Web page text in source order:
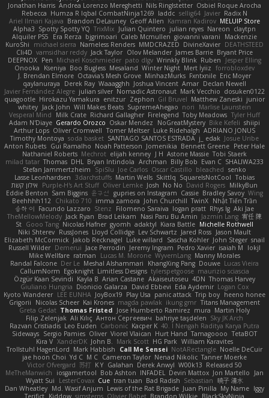
Jonathan Harris Andrea Lorenzo Mereghetti Nils Ringlstetter Osbiel Roque Arocha
Rebecca Humza R Iqbal CombatNinja1269 laddc sellig64 Javier Radix N
Ariel Ilmari Kajava Brandon DeLauney Geoff Allen Kamran Kadirov MELUIP Store
Alpha3 Spotty Spotty YQ TrixMix Julian Quintero julian reyes Nareon claytpn
Alquiler PS5
Era Rerza bjgrimoari Caleb Mcmullen giovanni varani
Mackenzie
KuroShi
michael sierra Nameless Renders MMDCRAZED DivineXavier DEATHSTEED
Cli4D vamsidhar reddy Jack Taylor Olov Melander James Barrie Bryant Price
DEEPNOX Pen Michael Koschmieder pato dlgv Wrinkly Blink Ruben
Jesper Elling
Onooka
Kseniya Boo Bugless Mesaland Winter Night Mert İyiiz forrobloxdev
J. Brendan Elmore Octavia's Mesh Grove MinhazMurks Fxntxnile Eric Moyer
qaylanuraya
Derek Ray Waaagghh Joshua Vincent Amar Declan Newell
Javier Fernández Alegre julian silver Nomadic Astronaut Mark Vecchio dosuken0122
quagootle Hirokazu Yamakura enitzur Zephon Gil Bruvel Matthew Zaneski junior
whitey Jack John Will Makes Beats SupremeAhegao nori
Marlise Launstein
Vesperal Mind
Milk Crate Richard Gallagher Firelegend Toby Meadows Tyler Huff
Adam N'Diaye Gerardo Orozco Oskar Mendez NoGreatMystery Bike Kefeli shiipi
Arthur Lops Oliver Cromwell Tomer Meltser Luke Ridehalgh ADRIANO JONUS
Timothy Montoya soda basket SANTIAGO SANTOS ESTRADA j_ edak Josue Uribe
Anton Rubets Gui Ramalho Noah Patterson Jomenikia Bennett Greene Peter Hale
Nathaniel Roberts Mechrot elijah kenney J H Astone Massie Tobi Staerk
milad tatar Thomas DHL Bryan Intindola Archman Billy Bob Evan C SHALIWA233
Stefan Jammertzheim
SpiSlu Joe Carlos Oscar Castillo bleached senko
Lasse Leonhardsen
3darchstuffs Martin Wells Skittlq SquareIsNotCool Tobias
אילון קשת
Purple-H's Art Stuff Oliver Lemke Josh No No David Rogers MilkyBun
Eddie Benton Sam Biggins 윤구선 gupries on Instagram Cassie Bradley Savoy Wing
Beehhhh112
Chikato 710 imma zamora John Churchill TwinX Nhật Tiến Trần
승하 이 Facundo Lazzaro Stenz Filomeno Saraiva logan pratt Rhys lg Aki Jae
TheMellowMelody Jack Ryan Brad Leikam Nasi Paru Bu Amin Jazmin Lang 宥任 陳
St Gooo Tang Nicolas Hafner gyomh adaktyl Kiara Battle Michelle Rothwell
Niki Shterev RussJones Lloyd Collidge Lev Schwartz Jared Ross Jason Mault
Elizabeth McCormick Jakob Recknagel Luke willard Sascha Kohler John Steger snail
Russell Wilder Demerui Jace Perrodin Jeremy Ingram Pedro Xavier isaiah M
lokjl
Mike Wellfare ratman Lucas M. Morone WyvernLang Manny Morales
Randal Falcone Der Le Meshal Alshammari KhangXing Pang Douwe Lucas Vieira
CallumNorm Egoknight Limitless Designs tylerspetgoose maurizio sciascia
Özgür Kaan Sevindi Kayla B Arian Castane Akaiseutoseu 4DN Thomas Harvey
Giuliano Hungria Dionicio Galarza David Ebbevi Eda Aydemir Logan Cox
Kyoto Wanderer LEE EUNHA JoyBox19 Play Usa panic attack Trip boy heeno honee
Grigorii
Nicolas Scheer Kai Krones magda pawlak ikung gmr Titans Management
Greta Gedat Thomas Fristed Jose Humberto Ramirez mura Martin Holy
Filip Zelenjak Ali Kılıç Антон Сергеевич bahriye taşdelen Sky JK Arch
Razvan Cristiadis Leo Euden Carbonic Kacper K 40. I Nengah Raditya Karya Putra
Sideways Sergio Pamies Oliver Viorel Vlaican Hurt Hand Tamagoooo TetaBOT
Kira V XanderDK John B. Mark Scott HG Park William Karavites
Trollstuhl HagenLord Mark Habbish Call Me Sensei NotARectangle Noelle DeCuir
jae hoon Choi Yd C M C Cameron Taylor Nenad Nikolic Tanner Moerke
Victor Ofvergard 苏打 K Y Galahan Derek Anwyl W00k13 Released 50
MeTheManwich
iosgamertool Bob Ashton INFADEL Devin Mattox Jon Martello
Jan
Wyatt Sui
LesterCovax Cue tran tuan Bad Radish Sebastian 暁子 清水
Dan Wheatley Md. Wasif Anjum Lewis of the Rat Brigade Juan Pinilla My Name Iggy
Terifict Kiddow simsterns Olivier Babet Brandon Wilkie BlackSkyNinja